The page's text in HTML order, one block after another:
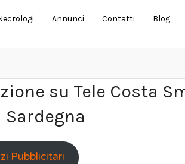
Annunci Contatti Blog
su Tele Costa
Sardegna
Pubblicitari